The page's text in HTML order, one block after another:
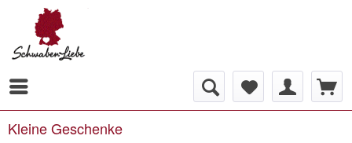
Kleine Geschenke